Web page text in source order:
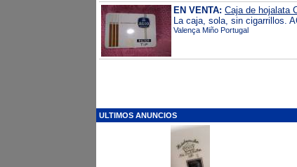
EN VENTA: Caja de hojalata
La caja, sola, sin cigarrillos.
Valença Miño Portugal
ULTIMOS ANUNCIOS